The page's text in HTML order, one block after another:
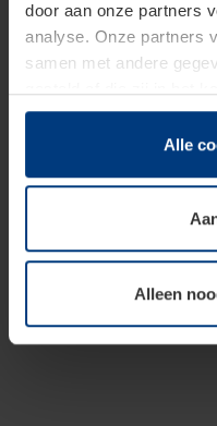
door aan onze partners
analyse. Onze partners
samen met andere
dienstverlening hebben
Juridisch zijn wij
onze pagina's absoluut
soorten cookies is uw
toestemming kunt u op
wijzigen of herroepen.
Alle
Alleen